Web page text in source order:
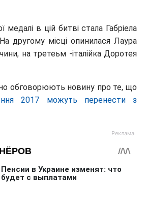
медалі в цій битві стала Габріела
другому місці опинилася Лаура
на третеьм -італійка Доротея
обговорюють новину про те, що
2017 можуть перенести з